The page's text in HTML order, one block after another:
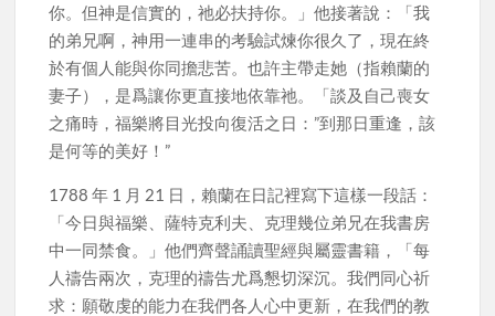
你。但神是信實的，祂必扶持你。」他接著說：「我
的弟兄啊，神用一連串的考驗試煉你很久了，現在終
於有個人能與你同擔悲苦。也許主帶走她（指賴蘭的
妻子），是爲讓你更直接地依靠祂。「談及自己喪女
之痛時，福樂將目光投向復活之日：”到那日重逢，該
是何等的美好！”
1788 年 1 月 21 日，賴蘭在日記裡寫下這樣一段話：
「今日與福樂、薩特克利夫、克理幾位弟兄在我書房
中一同禁食。」他們齊聲誦讀聖經與屬靈書籍，「每
人禱告兩次，克理的禱告尤爲懇切深沉。我們同心祈
求：願敬虔的能力在我們各人心中更新，在我們的教